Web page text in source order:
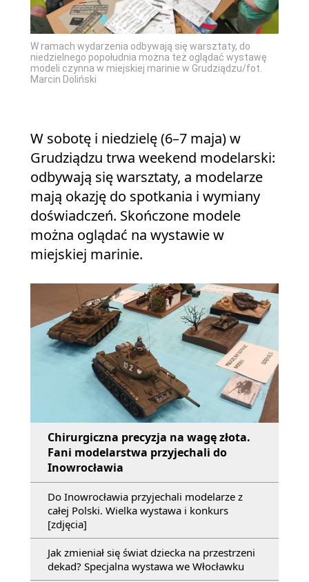
W ramach wydarzenia odbywają się warsztaty, do
niedzielnego popołudnia można też oglądać wystawę
modeli czynna w miejskiej marinie w Grudziądzu/fot.
Marcin Doliński
W sobotę i niedzielę (6–7 maja) w
Grudziądzu trwa weekend modelarski:
odbywają się warsztaty, a modelarze
mają okazję do spotkania i wymiany
doświadczeń. Skończone modele
można oglądać na wystawie w
miejskiej marinie.
Chirurgiczna precyzja na wagę złota.
Fani modelarstwa przyjechali do
Inowrocławia
Do Inowrocławia przyjechali modelarze z
całej Polski. Wielka wystawa i konkurs
[zdjęcia]
Jak zmieniał się świat dziecka na przestrzeni
dekad? Specjalna wystawa we Włocławku